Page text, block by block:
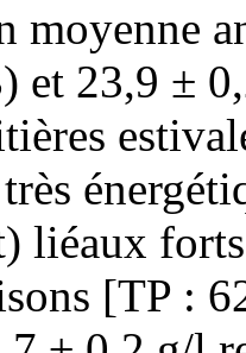
moyenne
et 23,9 ±
liéaux
[TP :